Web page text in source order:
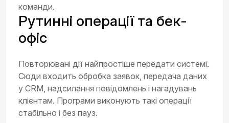
команди.
Рутинні операції та бек-
офіс
Повторювані дії найпростіше передати системі.
Сюди входить обробка заявок, передача даних
у CRM, надсилання повідомлень і нагадувань
клієнтам. Програми виконують такі операції
стабільно і без пауз.